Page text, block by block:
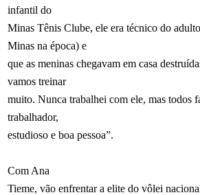
infantil do
Minas Tênis Clube, ele era técnico do
Minas na época) e
que as meninas chegavam em casa
vamos treinar
muito. Nunca trabalhei com ele, mas todos
trabalhador,
estudioso e boa pessoa”.
Com Ana
Tieme, vão enfrentar a elite do vôlei